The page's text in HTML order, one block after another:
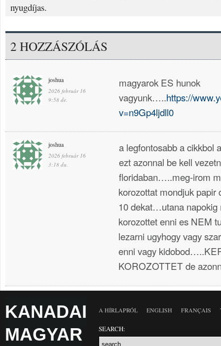
nyugdíjas.
2 HOZZÁSZÓLÁS
joshua
2026 február 16
9:58 de.
magyarok ES hunok
vagyunk…..https://
v=n9Gp4ljdll0
joshua
2026 február 16
3:18 du.
a legfontosabb a cikkbol
ezt azonnal be kell
floridaban…..meg-irom
korozottat mondjuk
10 dekat…utana napokig
korozottet enni es NEM
lezarni ugyhogy vagy
enni vagy
KOROZOTTET de
KANADAI
MAGYAR
A HÍRLAPRÓL ENGLISH FRANÇAIS
SEARCH: